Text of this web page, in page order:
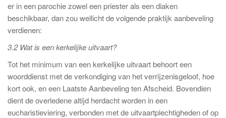
er in een parochie zowel een priester als een diaken
beschikbaar, dan zou wellicht de volgende praktijk aanbeveling
verdienen:
3.2 Wat is een kerkelijke uitvaart?
Tot het minimum van een kerkelijke uitvaart behoort een
woorddienst met de verkondiging van het verrijzenisgeloof, hoe
kort ook, en een Laatste Aanbeveling ten Afscheid. Bovendien
dient de overledene altijd herdacht worden in een
eucharistieviering, verbonden met de uitvaartplechtigheden of op